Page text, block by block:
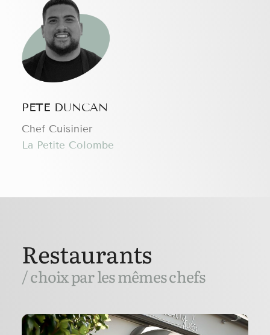
PETE DUNCAN
Chef Cuisinier
La Petite Colombe
Restaurants
/ choix par les mêmes chefs